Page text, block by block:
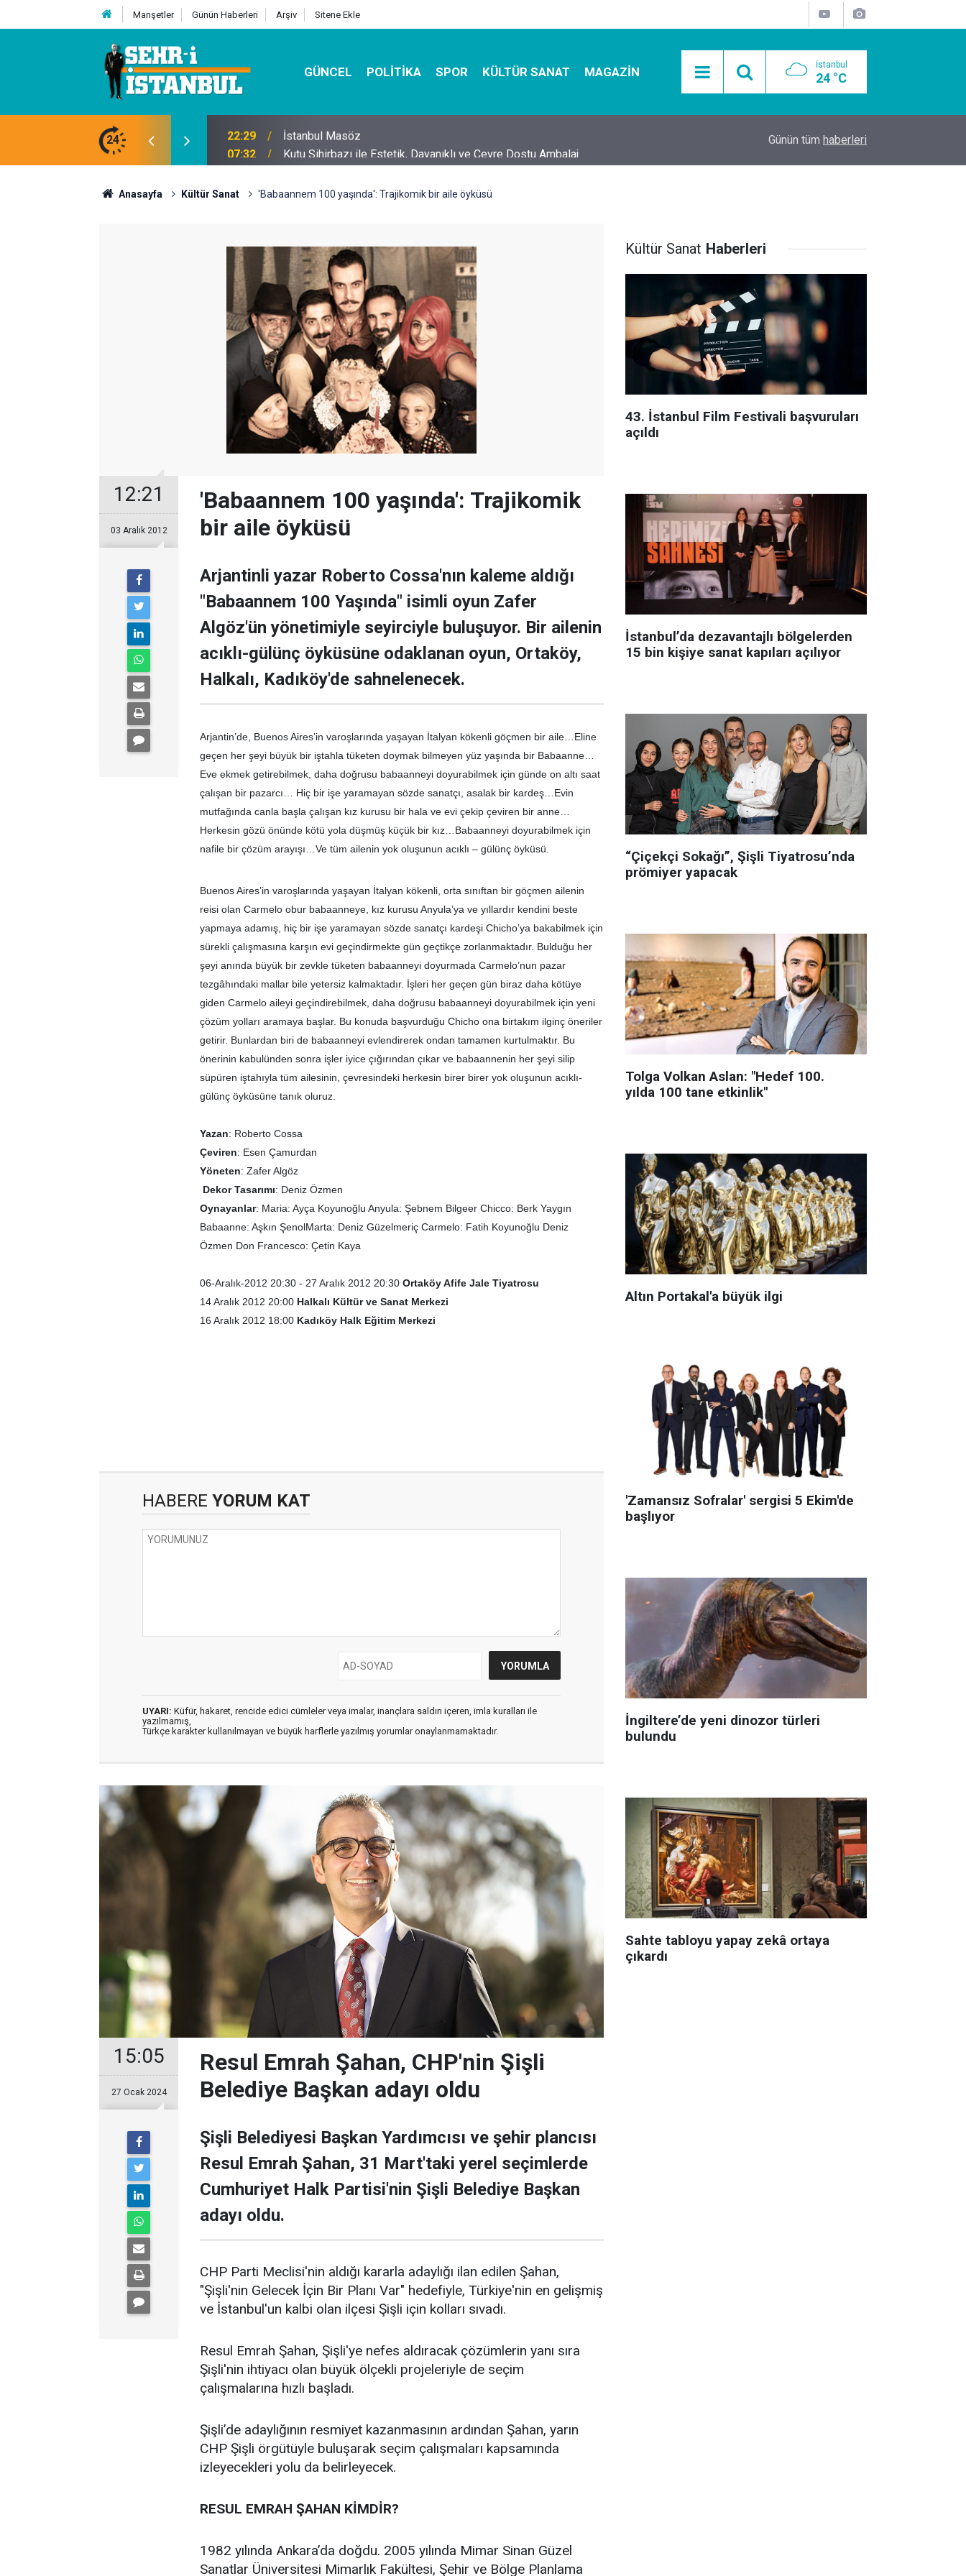
Manşetler Günün Haberleri Arşiv Sitene Ekle
GÜNCEL POLITIKA SPOR KÜLTÜR SANAT MAGAZIN İstanbul
24 °C
24 07:32 Kutu Sihirbazı ile Estetik, Dayanıklı ve Çevre Dostu Ambalaj Mobil Araçlarla Hayır Lokması Dağıtımının
Günün tüm haberleri
Anasayfa Kültür Sanat 'Babaannem 100 yaşında': Trajikomik bir aile öyküsü
12:21
03 Aralık 2012
'Babaannem 100 yaşında': Trajikomik
bir aile öyküsü
Arjantinli yazar Roberto Cossa'nın kaleme aldığı
"Babaannem 100 Yaşında" isimli oyun Zafer
Algöz'ün yönetimiyle seyirciyle buluşuyor. Bir ailenin
acıklı-gülünç öyküsüne odaklanan oyun, Ortaköy,
Halkalı, Kadıköy'de sahnelenecek.
Arjantin’de, Buenos Aires’in varoşlarında yaşayan İtalyan kökenli göçmen bir aile…Eline
geçen her şeyi büyük bir iştahla tüketen doymak bilmeyen yüz yaşında bir Babaanne…
Eve ekmek getirebilmek, daha doğrusu babaanneyi doyurabilmek için günde on altı saat
çalışan bir pazarcı… Hiç bir işe yaramayan sözde sanatçı, asalak bir kardeş…Evin
mutfağında canla başla çalışan kız kurusu bir hala ve evi çekip çeviren bir anne…
Herkesin gözü önünde kötü yola düşmüş küçük bir kız…Babaanneyi doyurabilmek için
nafile bir çözüm arayışı…Ve tüm ailenin yok oluşunun acıklı – gülünç öyküsü.
Buenos Aires’in varoşlarında yaşayan İtalyan kökenli, orta sınıftan bir göçmen ailenin
reisi olan Carmelo obur babaanneye, kız kurusu Anyula’ya ve yıllardır kendini beste
yapmaya adamış, hiç bir işe yaramayan sözde sanatçı kardeşi Chicho’ya bakabilmek için
sürekli çalışmasına karşın evi geçindirmekte gün geçtikçe zorlanmaktadır. Bulduğu her
şeyi anında büyük bir zevkle tüketen babaanneyi doyurmada Carmelo’nun pazar
tezgâhındaki mallar bile yetersiz kalmaktadır. İşleri her geçen gün biraz daha kötüye
giden Carmelo aileyi geçindirebilmek, daha doğrusu babaanneyi doyurabilmek için yeni
çözüm yolları aramaya başlar. Bu konuda başvurduğu Chicho ona birtakım ilginç öneriler
getirir. Bunlardan biri de babaanneyi evlendirerek ondan tamamen kurtulmaktır. Bu
önerinin kabulünden sonra işler iyice çığırından çıkar ve babaannenin her şeyi silip
süpüren iştahıyla tüm ailesinin, çevresindeki herkesin birer birer yok oluşunun acıklı-
gülünç öyküsüne tanık oluruz.
Yazan: Roberto Cossa
Çeviren: Esen Çamurdan
Yöneten: Zafer Algöz
Dekor Tasarımı: Deniz Özmen
Oynayanlar: Maria: Ayça Koyunoğlu Anyula: Şebnem Bilgeer Chicco: Berk Yaygın
Babaanne: Aşkın ŞenolMarta: Deniz Güzelmeriç Carmelo: Fatih Koyunoğlu Deniz
Özmen Don Francesco: Çetin Kaya
06-Aralık-2012 20:30 - 27 Aralık 2012 20:30 Ortaköy Afife Jale Tiyatrosu
14 Aralık 2012 20:00 Halkalı Kültür ve Sanat Merkezi
16 Aralık 2012 18:00 Kadıköy Halk Eğitim Merkezi
HABERE YORUM KAT
UYARI: Küfür, hakaret, rencide edici cümleler veya imalar, inançlara saldırı içeren, imla kuralları ile
yazılmamış,
Türkçe karakter kullanılmayan ve büyük harflerle yazılmış yorumlar onaylanmamaktadır.
15:05
27 Ocak 2024
Resul Emrah Şahan, CHP'nin Şişli
Belediye Başkan adayı oldu
Şişli Belediyesi Başkan Yardımcısı ve şehir plancısı
Resul Emrah Şahan, 31 Mart'taki yerel seçimlerde
Cumhuriyet Halk Partisi'nin Şişli Belediye Başkan
adayı oldu.
CHP Parti Meclisi'nin aldığı kararla adaylığı ilan edilen Şahan,
"Şişli'nin Gelecek İçin Bir Planı Var" hedefiyle, Türkiye'nin en gelişmiş
ve İstanbul'un kalbi olan ilçesi Şişli için kolları sıvadı.
Resul Emrah Şahan, Şişli'ye nefes aldıracak çözümlerin yanı sıra
Şişli'nin ihtiyacı olan büyük ölçekli projeleriyle de seçim
çalışmalarına hızlı başladı.
Şişli’de adaylığının resmiyet kazanmasının ardından Şahan, yarın
CHP Şişli örgütüyle buluşarak seçim çalışmaları kapsamında
izleyecekleri yolu da belirleyecek.
RESUL EMRAH ŞAHAN KİMDİR?
1982 yılında Ankara’da doğdu. 2005 yılında Mimar Sinan Güzel
Sanatlar Üniversitesi Mimarlık Fakültesi, Şehir ve Bölge Planlama
Kültür Sanat Haberleri
43. İstanbul Film Festivali başvuruları
açıldı
İstanbul’da dezavantajlı bölgelerden
15 bin kişiye sanat kapıları açılıyor
“Çiçekçi Sokağı”, Şişli Tiyatrosu’nda
prömiyer yapacak
Tolga Volkan Aslan: "Hedef 100.
yılda 100 tane etkinlik"
Altın Portakal'a büyük ilgi
'Zamansız Sofralar' sergisi 5 Ekim'de
başlıyor
İngiltere’de yeni dinozor türleri
bulundu
Sahte tabloyu yapay zekâ ortaya
çıkardı